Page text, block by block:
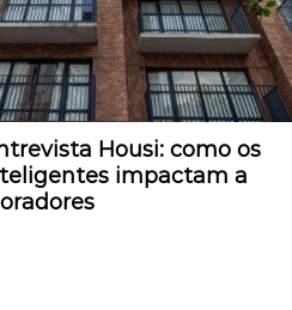
Housi: como os
impactam a